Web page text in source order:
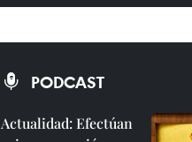
PODCAST
Actualidad: Efectúan